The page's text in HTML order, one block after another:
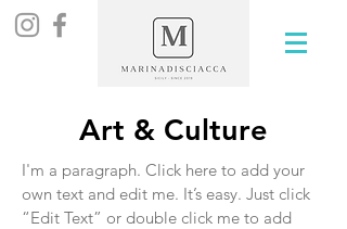
Art & Culture
I'm a paragraph. Click here to add your
own text and edit me. It’s easy. Just click
“Edit Text” or double click me to add